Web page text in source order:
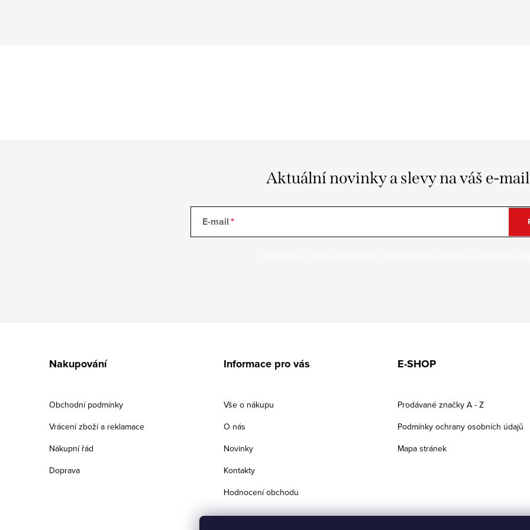
Aktuální novinky a slevy na váš e-mail
E-mail
Nakupování
Obchodní podmínky
Vrácení zboží a reklamace
Nákupní řád
Doprava
Informace pro vás
Vše o nákupu
O nás
Novinky
Kontakty
Hodnocení obchodu
E-SHOP
Prodávané značky A - Z
Podmínky ochrany osobních údajů
Mapa stránek